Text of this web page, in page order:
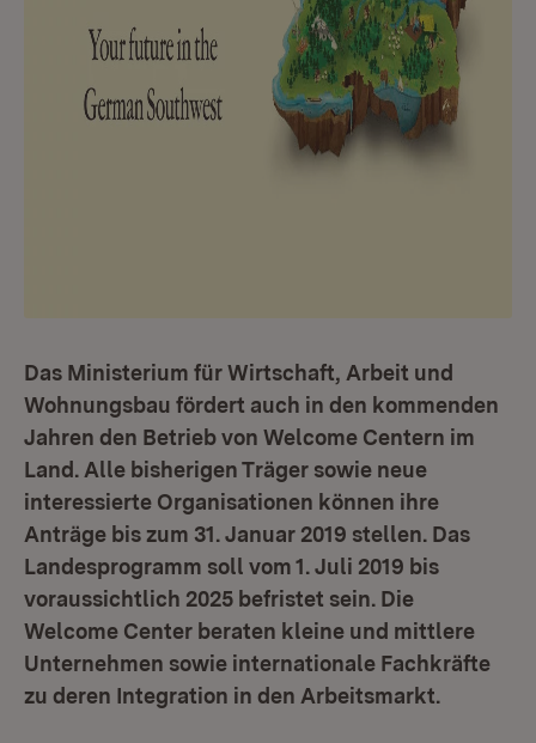
Das Ministerium für Wirtschaft, Arbeit und
Wohnungsbau fördert auch in den kommenden
Jahren den Betrieb von Welcome Centern im
Land. Alle bisherigen Träger sowie neue
interessierte Organisationen können ihre
Anträge bis zum 31. Januar 2019 stellen. Das
Landesprogramm soll vom 1. Juli 2019 bis
voraussichtlich 2025 befristet sein. Die
Welcome Center beraten kleine und mittlere
Unternehmen sowie internationale Fachkräfte
zu deren Integration in den Arbeitsmarkt.